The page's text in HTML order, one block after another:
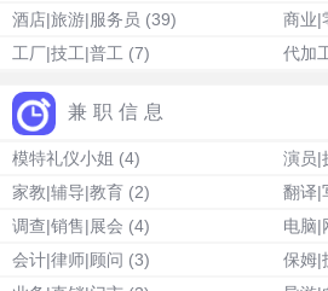
酒店|旅游|服务员 (39) 商业|
工厂|技工|普工 (7) 代加
兼职信息
模特礼仪小姐 (4) 演员|
家教|辅导|教育 (2) 翻译|
调查|销售|展会 (4) 电脑|
会计|律师|顾问 (3) 保姆|